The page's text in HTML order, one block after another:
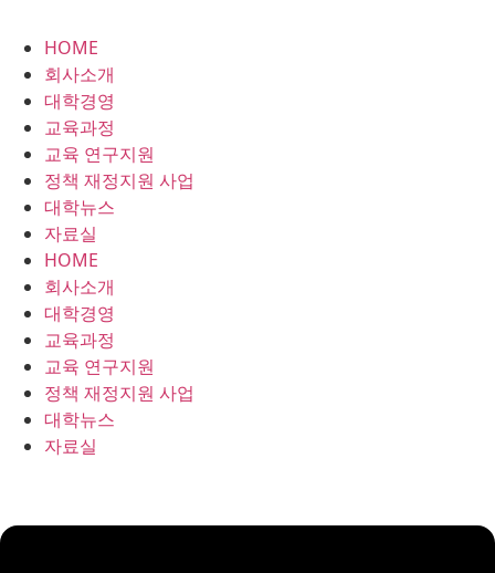
HOME
회사소개
대학경영
교육과정
교육 연구지원
정책 재정지원 사업
대학뉴스
자료실
HOME
회사소개
대학경영
교육과정
교육 연구지원
정책 재정지원 사업
대학뉴스
자료실